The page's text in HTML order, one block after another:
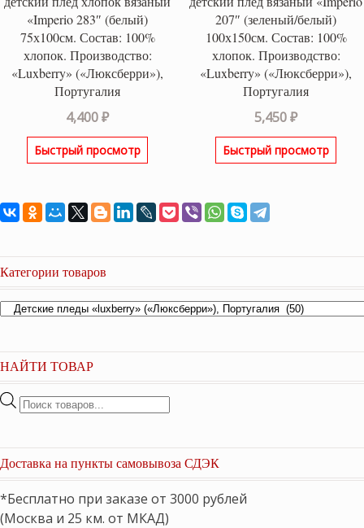
«Imperio 283″ (белый)
75х100см. Состав: 100%
хлопок. Производство:
«Luxberry» («Люксберри»),
Португалия
4,400₽
Быстрый просмотр
207″ (зеленый/белый)
100х150см. Состав: 100%
хлопок. Производство:
«Luxberry» («Люксберри»),
Португалия
5,450₽
Быстрый просмотр
Категории товаров
НАЙТИ ТОВАР
Поиск
Доставка на пункты самовывоза СДЭК
*Бесплатно при заказе от 3000 рублей
(Москва и 25 км. от МКАД)